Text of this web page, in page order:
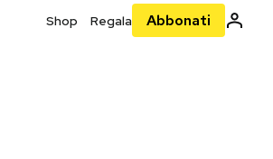
Shop Regala Abbonati